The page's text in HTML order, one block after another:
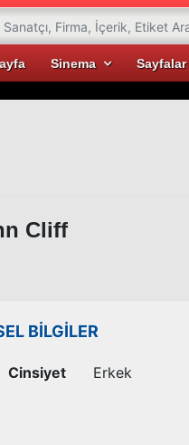
Sinema Sayfalar
Cliff
BİLGİLER
Cinsiyet Erkek